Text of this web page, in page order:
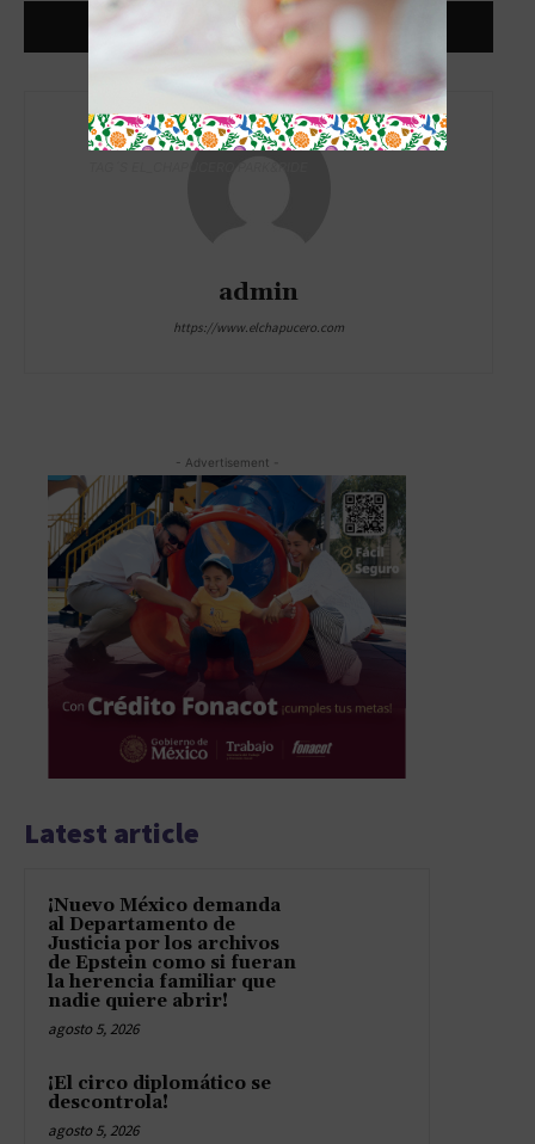
admin
https://www.elchapucero.com
- Advertisement -
Latest article
¡Nuevo México demanda
al Departamento de
Justicia por los archivos
de Epstein como si fueran
la herencia familiar que
nadie quiere abrir!
agosto 5, 2026
¡El circo diplomático se
descontrola!
agosto 5, 2026